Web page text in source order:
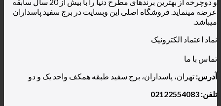
عرضه مینماید. فروشگاه اصلی این وبسایت در برج سفید پاسداران
میباشد.
نماد اعتماد الکترونیک
تماس با ما
آدرس: تهران، پاسداران، برج سفید طبقه همکف واحد یک و دو
تلفن: 02122554083